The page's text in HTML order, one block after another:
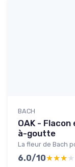
BACH
OAK -
à-goutte
La fleur de Bach
6.0/10